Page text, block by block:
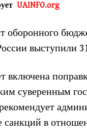
UAINFO.org
оборонного
выступили
включена
суверенным
санкций в